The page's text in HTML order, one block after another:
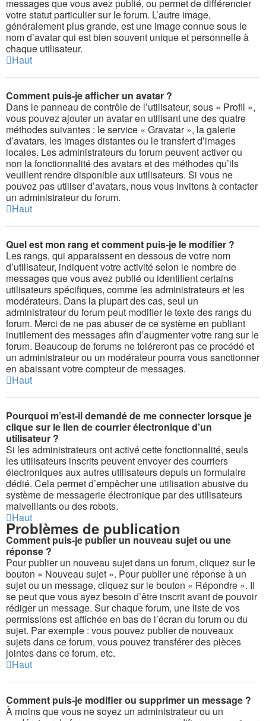
messages que vous avez publié, ou permet de différencier
votre statut particulier sur le forum. L’autre image,
généralement plus grande, est une image connue sous le
nom d’avatar qui est bien souvent unique et personnelle à
chaque utilisateur.
Haut
Comment puis-je afficher un avatar ?
Dans le panneau de contrôle de l’utilisateur, sous « Profil »,
vous pouvez ajouter un avatar en utilisant une des quatre
méthodes suivantes : le service « Gravatar », la galerie
d’avatars, les images distantes ou le transfert d’images
locales. Les administrateurs du forum peuvent activer ou
non la fonctionnalité des avatars et des méthodes qu’ils
veuillent rendre disponible aux utilisateurs. Si vous ne
pouvez pas utiliser d’avatars, nous vous invitons à contacter
un administrateur du forum.
Haut
Quel est mon rang et comment puis-je le modifier ?
Les rangs, qui apparaissent en dessous de votre nom
d’utilisateur, indiquent votre activité selon le nombre de
messages que vous avez publié ou identifient certains
utilisateurs spécifiques, comme les administrateurs et les
modérateurs. Dans la plupart des cas, seul un
administrateur du forum peut modifier le texte des rangs du
forum. Merci de ne pas abuser de ce système en publiant
inutilement des messages afin d’augmenter votre rang sur le
forum. Beaucoup de forums ne toléreront pas ce procédé et
un administrateur ou un modérateur pourra vous sanctionner
en abaissant votre compteur de messages.
Haut
Pourquoi m’est-il demandé de me connecter lorsque je
clique sur le lien de courrier électronique d’un
utilisateur ?
Si les administrateurs ont activé cette fonctionnalité, seuls
les utilisateurs inscrits peuvent envoyer des courriers
électroniques aux autres utilisateurs depuis un formulaire
dédié. Cela permet d’empêcher une utilisation abusive du
système de messagerie électronique par des utilisateurs
malveillants ou des robots.
Haut
Problèmes de publication
Comment puis-je publier un nouveau sujet ou une
réponse ?
Pour publier un nouveau sujet dans un forum, cliquez sur le
bouton « Nouveau sujet ». Pour publier une réponse à un
sujet ou un message, cliquez sur le bouton « Répondre ». Il
se peut que vous ayez besoin d’être inscrit avant de pouvoir
rédiger un message. Sur chaque forum, une liste de vos
permissions est affichée en bas de l’écran du forum ou du
sujet. Par exemple : vous pouvez publier de nouveaux
sujets dans ce forum, vous pouvez transférer des pièces
jointes dans ce forum, etc.
Haut
Comment puis-je modifier ou supprimer un message ?
À moins que vous ne soyez un administrateur ou un